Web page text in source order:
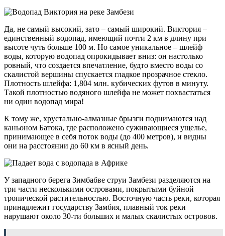
Да, не самый высокий, зато – самый широкий. Виктория –
единственный водопад, имеющий почти 2 км в длину при
высоте чуть больше 100 м. Но самое уникальное – шлейф
воды, которую водопад опрокидывает вниз: он настолько
ровный, что создается впечатление, будто вместо воды со
скалистой вершины спускается гладкое прозрачное стекло.
Плотность шлейфа: 1,804 млн. кубических футов в минуту.
Такой плотностью водяного шлейфа не может похвастаться
ни один водопад мира!
К тому же, хрустально-алмазные брызги поднимаются над
каньоном Батока, где расположено суживающиеся ущелье,
принимающее в себя поток воды (до 400 метров), и видны
они на расстоянии до 60 км в ясный день.
У западного берега Зимбабве струи Замбези разделяются на
три части несколькими островами, покрытыми буйной
тропической растительностью. Восточную часть реки, которая
принадлежит государству Замбия, плавный ток реки
нарушают около 30-ти больших и малых скалистых островов.